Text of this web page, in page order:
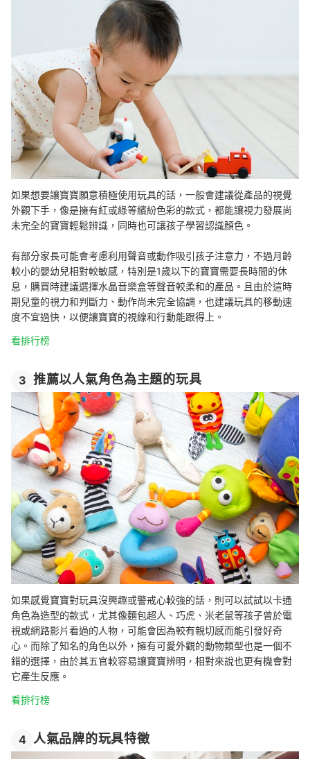
如果想要讓寶寶願意積極使用玩具的話，一般會建議從產品的視覺
外觀下手，像是擁有紅或綠等繽紛色彩的款式，都能讓視力發展尚
未完全的寶寶輕鬆辨識，同時也可讓孩子學習認識顏色。
有部分家長可能會考慮利用聲音或動作吸引孩子注意力，不過月齡
較小的嬰幼兒相對較敏感，特別是1歲以下的寶寶需要長時間的休
息，購買時建議選擇水晶音樂盒等聲音較柔和的產品。且由於這時
期兒童的視力和判斷力、動作尚未完全協調，也建議玩具的移動速
度不宜過快，以便讓寶寶的視線和行動能跟得上。
看排行榜
3 推薦以人氣角色為主題的玩具
如果感覺寶寶對玩具沒興趣或警戒心較強的話，則可以試試以卡通
角色為造型的款式，尤其像麵包超人、巧虎、米老鼠等孩子曾於電
視或網路影片看過的人物，可能會因為較有親切感而能引發好奇
心。而除了知名的角色以外，擁有可愛外觀的動物類型也是一個不
錯的選擇，由於其五官較容易讓寶寶辨明，相對來說也更有機會對
它產生反應。
看排行榜
4 人氣品牌的玩具特徵